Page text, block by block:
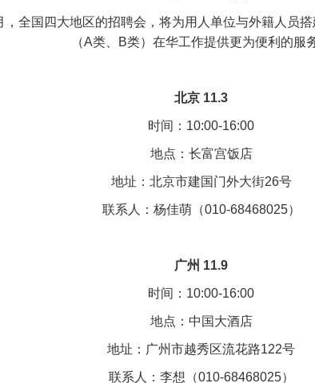
，全国四大地区的招聘会，将为用人单位与外籍人员
（A类、B类）在华工作提供更为便利的服务
北京 11.3
时间：10:00-16:00
地点：长富宫饭店
地址：北京市建国门外大街26号
联系人：杨佳萌（010-68468025）
广州 11.9
时间：10:00-16:00
地点：中国大酒店
地址：广州市越秀区流花路122号
联系人：李想（010-68468025）